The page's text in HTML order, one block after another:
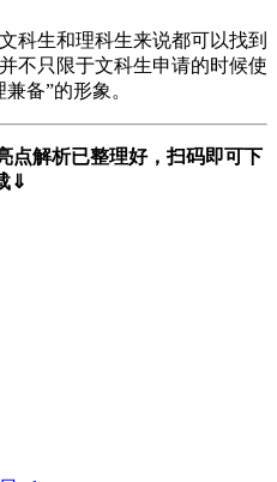
科生和理科生来说都可以找到
不只限于文科生申请的时候使
备”的形象。
点解析已整理好，扫码即可下
⇓